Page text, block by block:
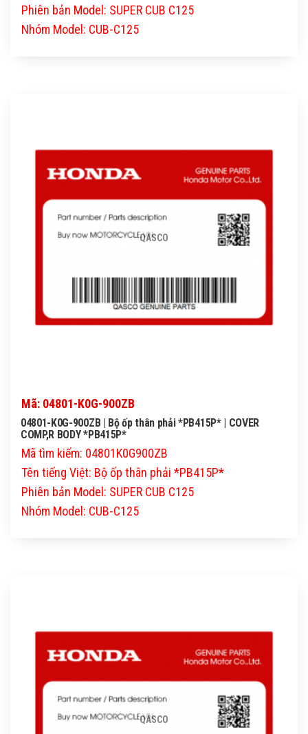
Phiên bản Model: SUPER CUB C125
Nhóm Model: CUB-C125
QASCO
Mã: 04801-K0G-900ZB
04801-K0G-900ZB | Bộ ốp thân phải *PB415P* | COVER
COMP,R BODY *PB415P*
Mã tìm kiếm: 04801K0G900ZB
Tên tiếng Việt: Bộ ốp thân phải *PB415P*
Phiên bản Model: SUPER CUB C125
Nhóm Model: CUB-C125
QASCO